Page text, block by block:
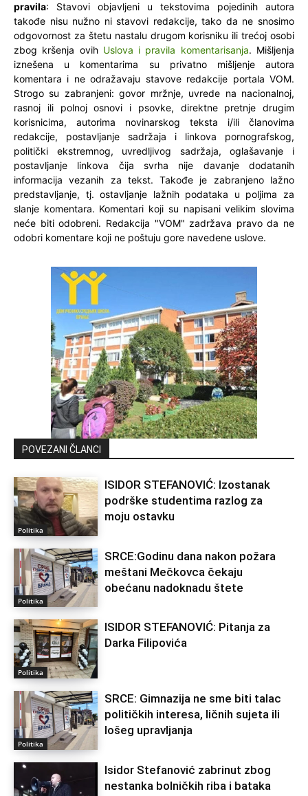
pravila: Stavovi objavljeni u tekstovima pojedinih autora
takođe nisu nužno ni stavovi redakcije, tako da ne snosimo
odgovornost za štetu nastalu drugom korisniku ili trećoj osobi
zbog kršenja ovih Uslova i pravila komentarisanja. Mišljenja
iznešena u komentarima su privatno mišljenje autora
komentara i ne odražavaju stavove redakcije portala VOM.
Strogo su zabranjeni: govor mržnje, uvrede na nacionalnoj,
rasnoj ili polnoj osnovi i psovke, direktne pretnje drugim
korisnicima, autorima novinarskog teksta i/ili članovima
redakcije, postavljanje sadržaja i linkova pornografskog,
politički ekstremnog, uvredljivog sadržaja, oglašavanje i
postavljanje linkova čija svrha nije davanje dodatanih
informacija vezanih za tekst. Takođe je zabranjeno lažno
predstavljanje, tj. ostavljanje lažnih podataka u poljima za
slanje komentara. Komentari koji su napisani velikim slovima
neće biti odobreni. Redakcija "VOM" zadržava pravo da ne
odobri komentare koji ne poštuju gore navedene uslove.
POVEZANI ČLANCI
Politika
ISIDOR STEFANOVIĆ: Izostanak
podrške studentima razlog za
moju ostavku
Politika
SRCE:Godinu dana nakon požara
meštani Mečkovca čekaju
obećanu nadoknadu štete
Politika
ISIDOR STEFANOVIĆ: Pitanja za
Darka Filipovića
Politika
SRCE: Gimnazija ne sme biti talac
političkih interesa, ličnih sujeta ili
lošeg upravljanja
Isidor Stefanović zabrinut zbog
nestanka bolničkih riba i bataka